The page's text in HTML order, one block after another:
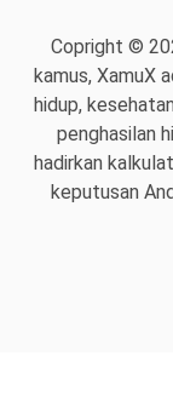
Copright ©
kamus, XamuX
hidup,
penghasilan
hadirkan
keputusan